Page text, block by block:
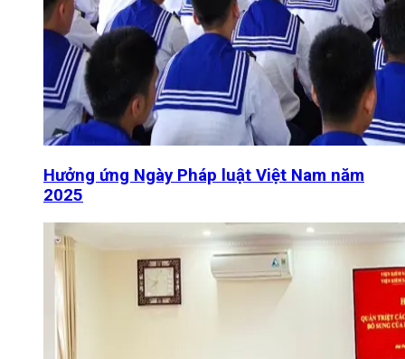
Hưởng ứng Ngày Pháp luật Việt Nam năm
2025